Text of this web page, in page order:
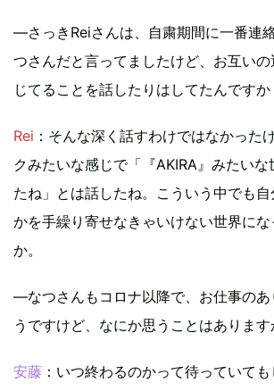
―さっきReiさんは、自粛期間に一番連
つさんだと言ってましたけど、お互い
じてることを話したりはしてたんですか
Rei ：そんな深く話すわけではなかった
クみたいな感じで「『AKIRA』みたい
たね」とは話したね。こういう中でも
かを手繰り寄せなきゃいけない世界にな
か。
―なつさんもコロナ以降で、お仕事のあ
うですけど、なにか思うことはあります
安藤 ：いつ終わるのかって待っていて